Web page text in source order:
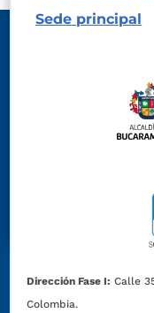
Sede principal
Dirección Fase I: Calle
Colombia.